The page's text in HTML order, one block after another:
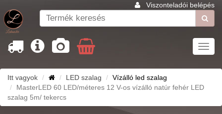
Viszonteladói belépés
Itt vagyok LED szalag
Vízálló led szalag
MasterLED 60 LED/méteres 12 V-os vízálló natúr fehér LED
szalag 5m/ tekercs